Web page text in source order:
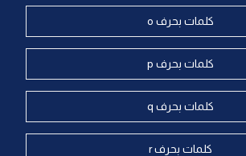
كلمات بحرف o
كلمات بحرف p
كلمات بحرف q
كلمات بحرف r